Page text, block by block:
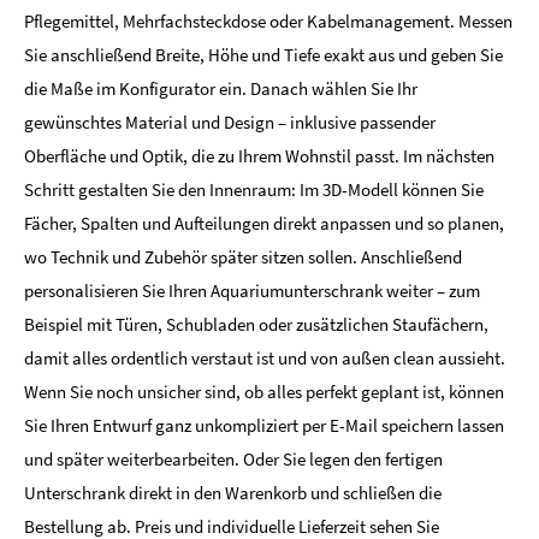
Pflegemittel, Mehrfachsteckdose oder Kabelmanagement. Messen
Sie anschließend Breite, Höhe und Tiefe exakt aus und geben Sie
die Maße im Konfigurator ein. Danach wählen Sie Ihr
gewünschtes Material und Design – inklusive passender
Oberfläche und Optik, die zu Ihrem Wohnstil passt. Im nächsten
Schritt gestalten Sie den Innenraum: Im 3D-Modell können Sie
Fächer, Spalten und Aufteilungen direkt anpassen und so planen,
wo Technik und Zubehör später sitzen sollen. Anschließend
personalisieren Sie Ihren Aquariumunterschrank weiter – zum
Beispiel mit Türen, Schubladen oder zusätzlichen Staufächern,
damit alles ordentlich verstaut ist und von außen clean aussieht.
Wenn Sie noch unsicher sind, ob alles perfekt geplant ist, können
Sie Ihren Entwurf ganz unkompliziert per E-Mail speichern lassen
und später weiterbearbeiten. Oder Sie legen den fertigen
Unterschrank direkt in den Warenkorb und schließen die
Bestellung ab. Preis und individuelle Lieferzeit sehen Sie